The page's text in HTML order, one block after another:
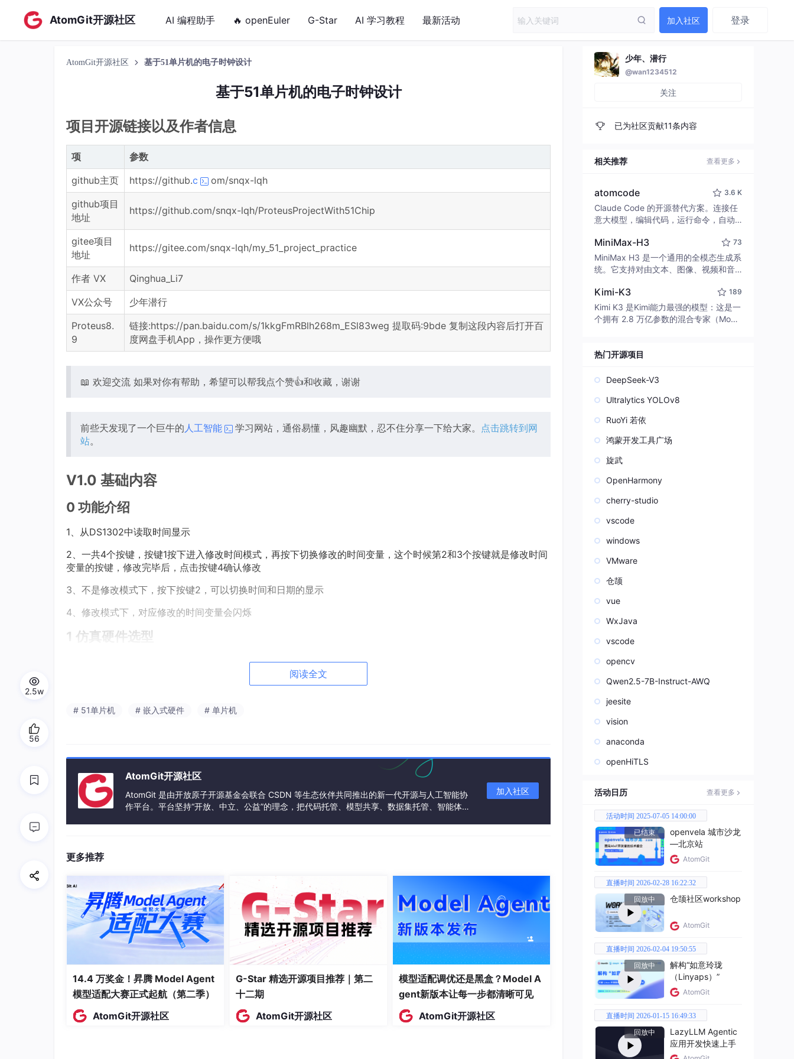
AtomGit开源社区 AI 编程助手 🔥 openEuler G-Star AI 学习教程 最新活动 加入社区 登录
AtomGit开源社区 基于51单片机的电子时钟设计
基于51单片机的电子时钟设计
项目开源链接以及作者信息
项
参数
github主页
https://github.c
om/snqx-lqh
github项目
地址
https://github.com/snqx-lqh/ProteusProjectWith51Chip
gitee项目
地址
https://gitee.com/snqx-lqh/my_51_project_practice
作者 VX
Qinghua_Li7
VX公众号
少年潜行
Proteus8.
9
链接:https://pan.baidu.com/s/1kkgFmRBlh268m_ESl83weg 提取码:9bde 复制这段内容后打开百
度网盘手机App，操作更方便哦
📖 欢迎交流 如果对你有帮助，希望可以帮我点个赞👍和收藏，谢谢
前些天发现了一个巨牛的人工智能 学习网站，通俗易懂，风趣幽默，忍不住分享一下给大家。 点击跳转到网
站。
V1.0 基础内容
0 功能介绍
1、从DS1302中读取时间显示
2、一共4个按键，按键1按下进入修改时间模式，再按下切换修改的时间变量，这个时候第2和3个按键就是修改时间
变量的按键，修改完毕后，点击按键4确认修改
3、不是修改模式下，按下按键2，可以切换时间和日期的显示
4、修改模式下，对应修改的时间变量会闪烁
1 仿真硬件选型
DS1302获取当前时间，8位共阴极数码管，74HC138作位选，74HC573作段选，4个按键。
阅读全文
# 51单片机 # 嵌入式硬件 # 单片机
AtomGit开源社区
AtomGit 是由开放原子开源基金会联合 CSDN 等生态伙伴共同推出的新一代开源与人工智能协
作平台。平台坚持“开放、中立、公益”的理念，把代码托管、模型共享、数据集托管、智能体开
加入社区
更多推荐
14.4 万奖金！昇腾 Model Agent
模型适配大赛正式起航（第二季）
AtomGit开源社区
G-Star 精选开源项目推荐｜第二
十二期
AtomGit开源社区
模型适配调优还是黑盒？Model A
gent新版本让每一步都清晰可见
AtomGit开源社区
2.5w
56
少年、潜行
@wan1234512
关注
已为社区贡献11条内容
相关推荐 查看更多
atomcode 3.6 K
Claude Code 的开源替代方案。连接任
意大模型，编辑代码，运行命令，自动
致性能。 ｜ An open-source alternativ
e to Claude Code. Connect any LLM,
edit code, run commands, and verify
MiniMax-H3 73
MiniMax H3 是一个通用的全模态生成系
统。它支持对由文本、图像、视频和音
并能生成分辨率高达 2K、时长可达 15
秒的带原生立体声音频的视频。得益于
面向任务泛化的系统设计，H3 在预训练
模态指令。
Kimi-K3 189
Kimi K3 是Kimi能力最强的模型：这是一
个拥有 2.8 万亿参数的混合专家（Mo
热门开源项目
DeepSeek-V3
Ultralytics YOLOv8
RuoYi 若依
鸿蒙开发工具广场
旋武
OpenHarmony
cherry-studio
vscode
windows
VMware
仓颉
vue
WxJava
vscode
opencv
Qwen2.5-7B-Instruct-AWQ
jeesite
vision
anaconda
openHiTLS
活动日历 查看更多
活动时间 2025-07-05 14:00:00
已结束
openvela 城市沙龙
—北京站
AtomGit
直播时间 2026-02-28 16:22:32
回放中
仓颉社区workshop
AtomGit
直播时间 2026-02-04 19:50:55
回放中
解构“如意玲珑
（Linyaps）”
AtomGit
直播时间 2026-01-15 16:49:33
回放中
LazyLLM Agentic
应用开发快速上手